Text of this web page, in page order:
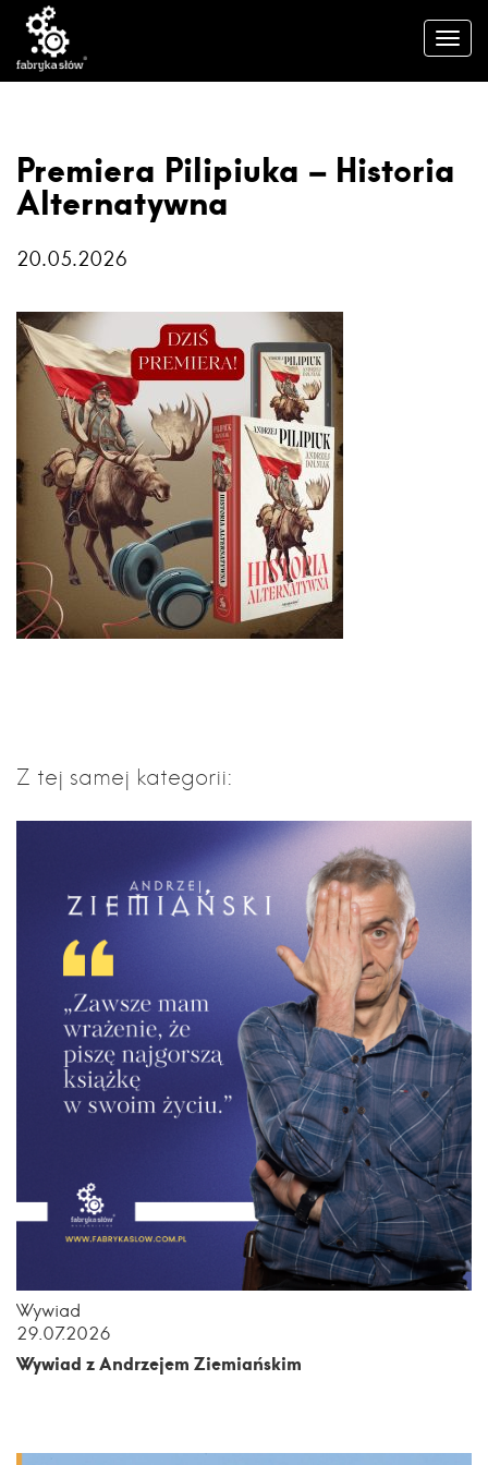
Premiera Pilipiuka – Historia
Alternatywna
20.05.2026
Z tej samej kategorii:
Wywiad
29.07.2026
Wywiad z Andrzejem Ziemiańskim